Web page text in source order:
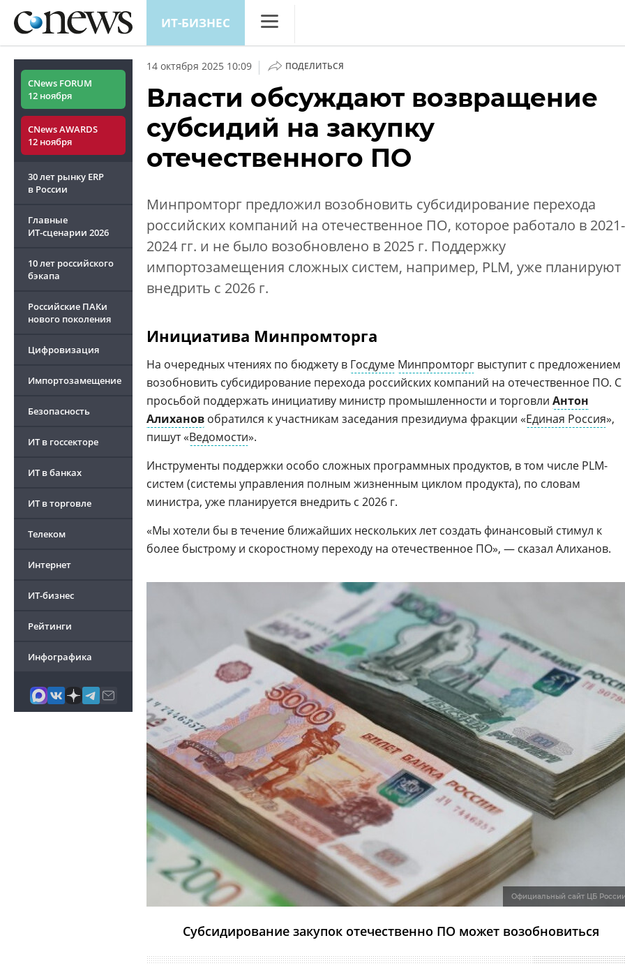
ИТ-БИЗНЕС
Аналитика
Конференции
Маркет
Техника
CNews FORUM
12 ноября
CNews AWARDS
12 ноября
30 лет рынку ERP
в России
Главные
ИТ-сценарии 2026
10 лет российского
бэкапа
Российские ПАКи
нового поколения
Цифровизация
Импортозамещение
Безопасность
ИТ в госсекторе
ИТ в банках
ИТ в торговле
Телеком
Интернет
ИТ-бизнес
Рейтинги
Инфографика
14 октября 2025 10:09 | ПОДЕЛИТЬСЯ
Власти обсуждают возвращение
субсидий на закупку
отечественного ПО
Минпромторг предложил возобновить субсидирование перехода
российских компаний на отечественное ПО, которое работало в 2021-
2024 гг. и не было возобновлено в 2025 г. Поддержку
импортозамещения сложных систем, например, PLM, уже планируют
внедрить с 2026 г.
Инициатива Минпромторга
На очередных чтениях по бюджету в Госдуме Минпромторг выступит с предложением
возобновить субсидирование перехода российских компаний на отечественное ПО. С
просьбой поддержать инициативу министр промышленности и торговли Антон
Алиханов обратился к участникам заседания президиума фракции «Единая Россия»,
пишут «Ведомости».
Инструменты поддержки особо сложных программных продуктов, в том числе PLM-
систем (системы управления полным жизненным циклом продукта), по словам
министра, уже планируется внедрить с 2026 г.
«Мы хотели бы в течение ближайших нескольких лет создать финансовый стимул к
более быстрому и скоростному переходу на отечественное ПО», — сказал Алиханов.
Официальный сайт ЦБ
Субсидирование закупок отечественно ПО может возобновиться